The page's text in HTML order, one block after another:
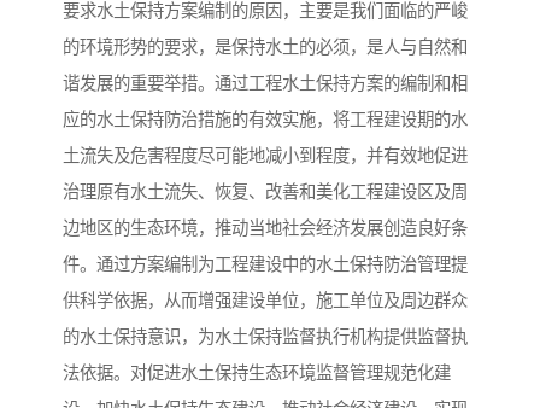
要求水土保持方案编制的原因，主要是我们面临的严峻
的环境形势的要求，是保持水土的必须，是人与自然和
谐发展的重要举措。通过工程水土保持方案的编制和相
应的水土保持防治措施的有效实施，将工程建设期的水
土流失及危害程度尽可能地减小到程度，并有效地促进
治理原有水土流失、恢复、改善和美化工程建设区及周
边地区的生态环境，推动当地社会经济发展创造良好条
件。通过方案编制为工程建设中的水土保持防治管理提
供科学依据，从而增强建设单位，施工单位及周边群众
的水土保持意识，为水土保持监督执行机构提供监督执
法依据。对促进水土保持生态环境监督管理规范化建